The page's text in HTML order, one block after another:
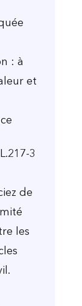
: à
et
3
de
les